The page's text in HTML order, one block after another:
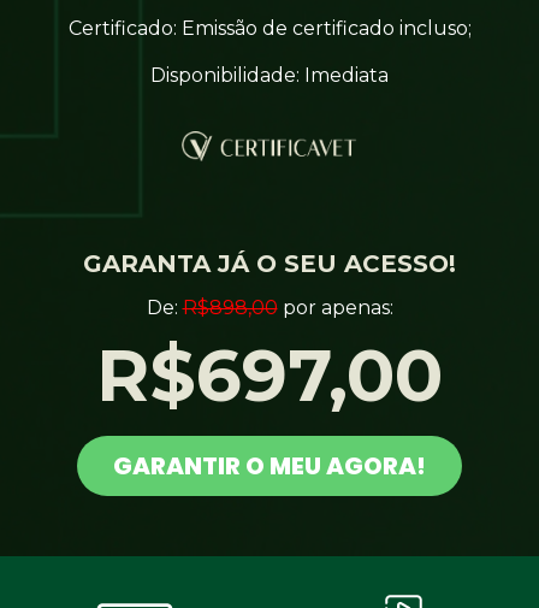
Certificado: Emissão de certificado incluso;
Disponibilidade: Imediata
GARANTA JÁ O SEU ACESSO!
De:R$898,00por apenas:
R$697,00
GARANTIR O MEU AGORA!